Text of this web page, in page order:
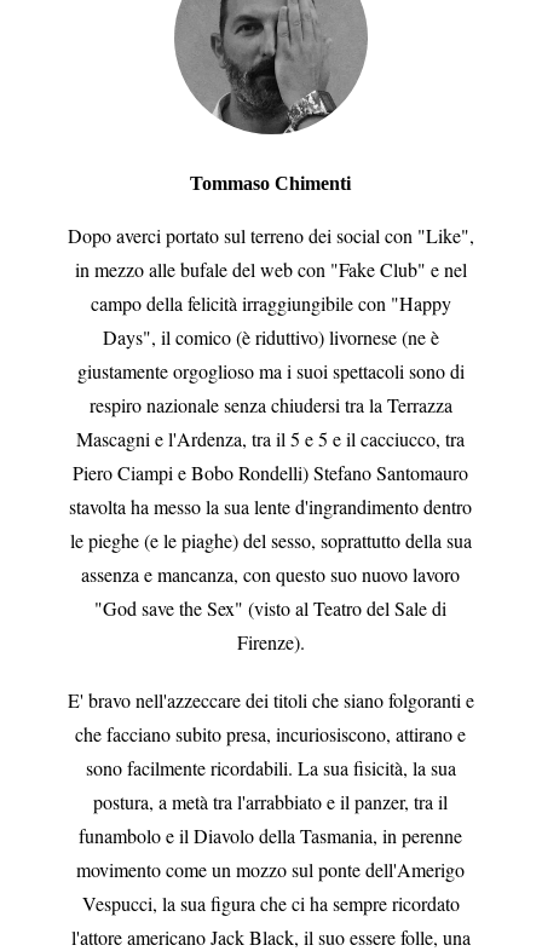
Tommaso Chimenti
Dopo averci portato sul terreno dei social con "Like",
in mezzo alle bufale del web con "Fake Club" e nel
campo della felicità irraggiungibile con "Happy
Days", il comico (è riduttivo) livornese (ne è
giustamente orgoglioso ma i suoi spettacoli sono di
respiro nazionale senza chiudersi tra la Terrazza
Mascagni e l'Ardenza, tra il 5 e 5 e il cacciucco, tra
Piero Ciampi e Bobo Rondelli) Stefano Santomauro
stavolta ha messo la sua lente d'ingrandimento dentro
le pieghe (e le piaghe) del sesso, soprattutto della sua
assenza e mancanza, con questo suo nuovo lavoro
"God save the Sex" (visto al Teatro del Sale di
Firenze).
E' bravo nell'azzeccare dei titoli che siano folgoranti e
che facciano subito presa, incuriosiscono, attirano e
sono facilmente ricordabili. La sua fisicità, la sua
postura, a metà tra l'arrabbiato e il panzer, tra il
funambolo e il Diavolo della Tasmania, in perenne
movimento come un mozzo sul ponte dell'Amerigo
Vespucci, la sua figura che ci ha sempre ricordato
l'attore americano Jack Black, il suo essere folle, una